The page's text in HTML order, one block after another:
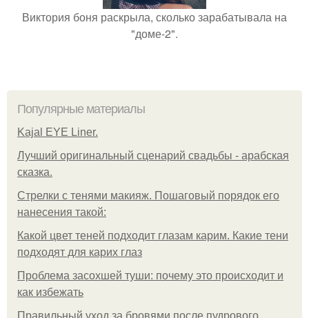
Виктория боня раскрыла, сколько зарабатывала на
"доме-2".
Популярные материалы
Kajal EYE Liner.
Лучший оригинальный сценарий свадьбы - арабская
сказка.
Стрелки с тенями макияж. Пошаговый порядок его
нанесения такой:
Какой цвет теней подходит глазам карим. Какие тени
подходят для карих глаз
Проблема засохшей туши: почему это происходит и
как избежать
Правильный уход за бровями после пудрового